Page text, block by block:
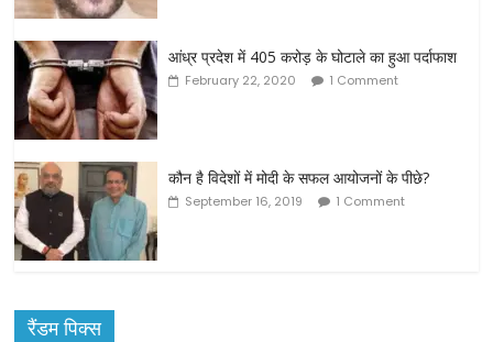
आंध्र प्रदेश में 405 करोड़ के घोटाले का हुआ पर्दाफाश
February 22, 2020 1 Comment
कौन है विदेशों में मोदी के सफल आयोजनों के पीछे?
September 16, 2019 1 Comment
रैंडम पिक्स